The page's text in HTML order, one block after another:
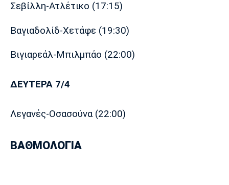
Σεβίλλη-Ατλέτικο (17:15)
Βαγιαδολίδ-Χετάφε (19:30)
Βιγιαρεάλ-Μπιλμπάο (22:00)
ΔΕΥΤΕΡΑ 7/4
Λεγανές-Οσασούνα (22:00)
ΒΑΘΜΟΛΟΓΙΑ